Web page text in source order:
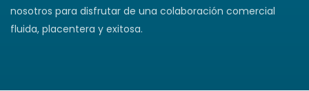
nosotros para disfrutar de una colaboración comercial
fluida, placentera y exitosa.